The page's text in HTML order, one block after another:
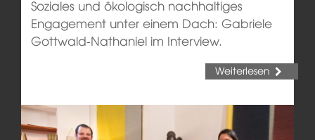
Soziales und ökologisch nachhaltiges
Engagement unter einem Dach: Gabriele
Gottwald-Nathaniel im Interview.
Weiterlesen